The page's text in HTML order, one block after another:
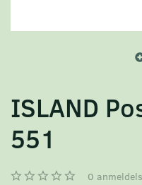
ISLAND
551
0